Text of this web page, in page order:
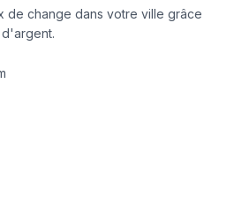
de change dans votre ville grâce